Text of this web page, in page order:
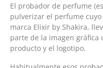
El probador de perfume
pulverizar el perfume
marca Elixir by Shakira,
parte de la imagen
producto y el logotipo.